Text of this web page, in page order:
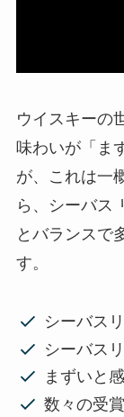
ウイスキーの
味わいが「ま
が、これは一
ら、シーバス
とバランスで
す。
シーバス
シーバス
まずいと
数々の受